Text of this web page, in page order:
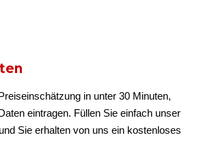
in unter 30 Minuten,
eintragen. Füllen Sie einfach unser
Sie erhalten von uns ein kostenloses